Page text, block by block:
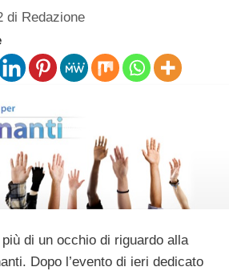
di Redazione
di un occhio di riguardo alla
Dopo l’evento di ieri dedicato